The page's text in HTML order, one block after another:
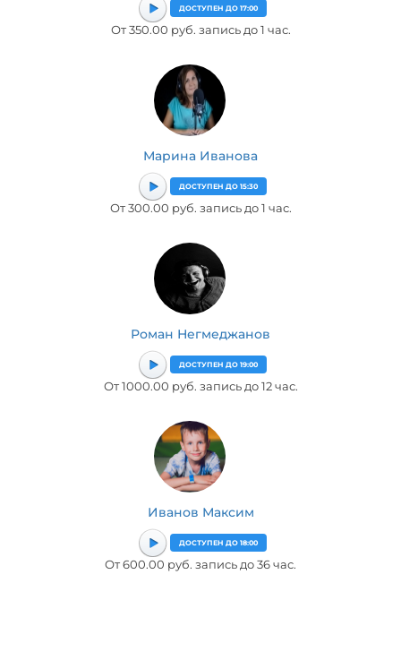
ДОСТУПЕН ДО 17:00
От 350.00 руб. запись до 1 час.
Марина Иванова
ДОСТУПЕН ДО 15:30
От 300.00 руб. запись до 1 час.
Роман Негмеджанов
ДОСТУПЕН ДО 19:00
От 1000.00 руб. запись до 12 час.
Иванов Максим
ДОСТУПЕН ДО 18:00
От 600.00 руб. запись до 36 час.